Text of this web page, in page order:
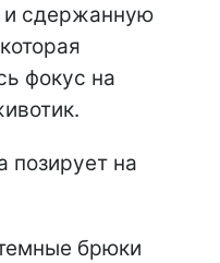
и сдержанную
фокус на
позирует на
брюки